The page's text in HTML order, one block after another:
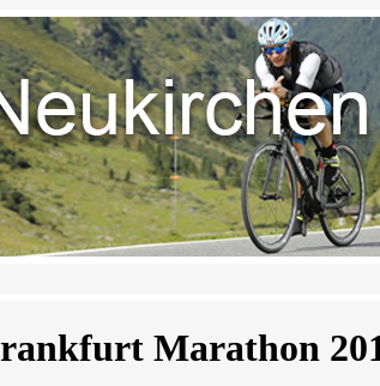
Marathon